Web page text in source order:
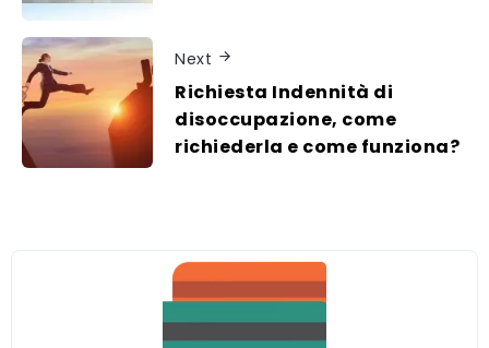
Next
Richiesta Indennità di
disoccupazione, come
richiederla e come funziona?